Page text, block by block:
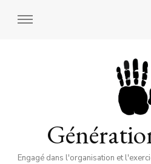
Engagé dans l'organisation et